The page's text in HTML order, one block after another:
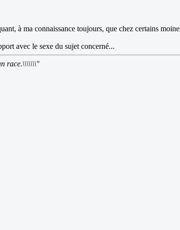
à ma connaissance toujours, que chez certains
avec le sexe du sujet concerné...
race.\\\\\\\"